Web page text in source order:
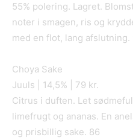
55% polering. Lagret.
noter i smagen, ris og
med en flot, lang afslutning.
Choya Sake
Juuls | 14,5% | 79 kr.
Citrus i duften. Let
limefrugt og ananas. En
og prisbillig sake. 86